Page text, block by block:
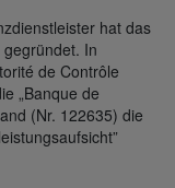
hat das
In
de Contrôle
„Banque de
(Nr. 122635) die